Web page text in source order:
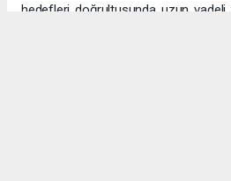
hedefleri doğrultusunda uzun